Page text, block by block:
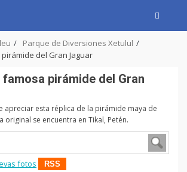
Parque de Diversiones Xetulul
del Gran Jaguar
pirámide del Gran
apreciar esta réplica de la pirámide maya de
original se encuentra en Tikal, Petén.
fotos RSS